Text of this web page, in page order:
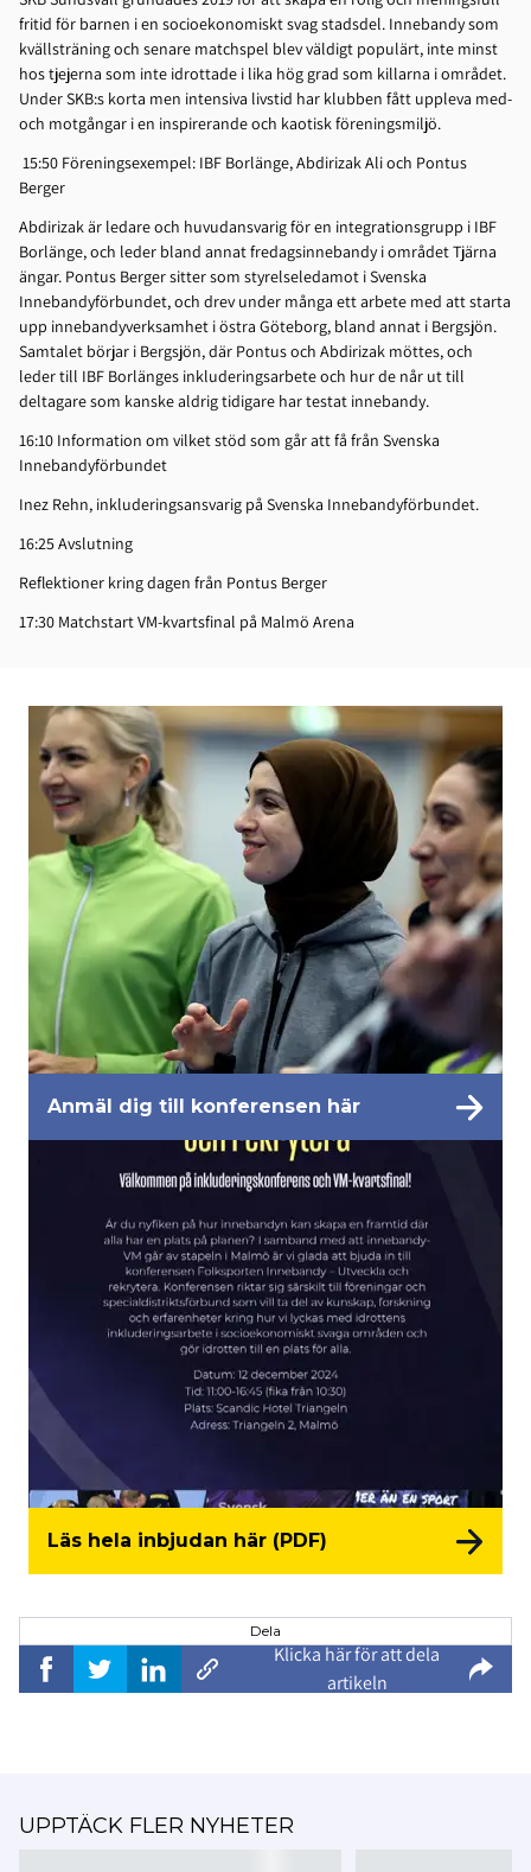
fritid för barnen i en socioekonomiskt svag stadsdel. Innebandy som
kvällsträning och senare matchspel blev väldigt populärt, inte minst
hos tjejerna som inte idrottade i lika hög grad som killarna i området.
Under SKB:s korta men intensiva livstid har klubben fått uppleva med-
och motgångar i en inspirerande och kaotisk föreningsmiljö.
15:50 Föreningsexempel: IBF Borlänge, Abdirizak Ali och Pontus
Berger
Abdirizak är ledare och huvudansvarig för en integrationsgrupp i IBF
Borlänge, och leder bland annat fredagsinnebandy i området Tjärna
ängar. Pontus Berger sitter som styrelseledamot i Svenska
Innebandyförbundet, och drev under många ett arbete med att starta
upp innebandyverksamhet i östra Göteborg, bland annat i Bergsjön.
Samtalet börjar i Bergsjön, där Pontus och Abdirizak möttes, och
leder till IBF Borlänges inkluderingsarbete och hur de når ut till
deltagare som kanske aldrig tidigare har testat innebandy.
16:10 Information om vilket stöd som går att få från Svenska
Innebandyförbundet
Inez Rehn, inkluderingsansvarig på Svenska Innebandyförbundet.
16:25 Avslutning
Reflektioner kring dagen från Pontus Berger
17:30 Matchstart VM-kvartsfinal på Malmö Arena
Anmäl dig till konferensen här
Läs hela inbjudan här (PDF)
Dela
Klicka här för att dela
artikeln
UPPTÄCK FLER NYHETER